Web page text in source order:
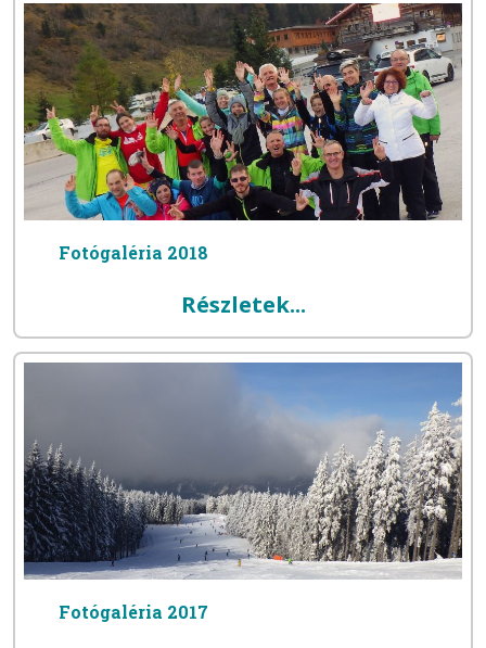
Fotógaléria 2018
Részletek...
Fotógaléria 2017